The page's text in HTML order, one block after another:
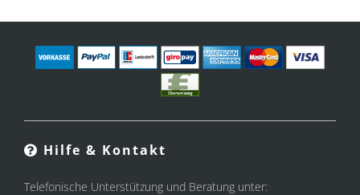
Hilfe & Kontakt
Telefonische Unterstützung und Beratung unter: